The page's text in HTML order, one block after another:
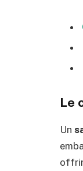
Le
Un
offrir